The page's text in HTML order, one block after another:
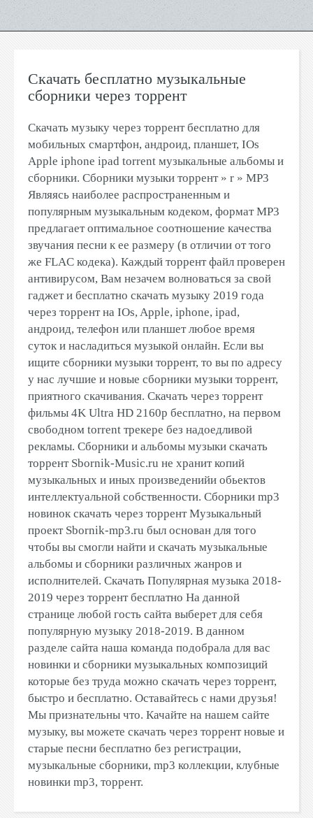
Скачать бесплатно музыкальные
сборники через торрент
Скачать музыку через торрент бесплатно для
мобильных смартфон, андроид, планшет, IOs
Apple iphone ipad torrent музыкальные альбомы и
сборники. Сборники музыки торрент » r » MP3
Являясь наиболее распространенным и
популярным музыкальным кодеком, формат MP3
предлагает оптимальное соотношение качества
звучания песни к ее размеру (в отличии от того
же FLAC кодека). Каждый торрент файл проверен
антивирусом, Вам незачем волноваться за свой
гаджет и бесплатно скачать музыку 2019 года
через торрент на IOs, Apple, iphone, ipad,
андроид, телефон или планшет любое время
суток и насладиться музыкой онлайн. Если вы
ищите сборники музыки торрент, то вы по адресу
у нас лучшие и новые сборники музыки торрент,
приятного скачивания. Скачать через торрент
фильмы 4K Ultra HD 2160p бесплатно, на первом
свободном torrent трекере без надоедливой
рекламы. Сборники и альбомы музыки скачать
торрент Sbornik-Music.ru не хранит копий
музыкальных и иных произведенийи обьектов
интеллектуальной собственности. Сборники mp3
новинок скачать через торрент Музыкальный
проект Sbornik-mp3.ru был основан для того
чтобы вы смогли найти и скачать музыкальные
альбомы и сборники различных жанров и
исполнителей. Скачать Популярная музыка 2018-
2019 через торрент бесплатно На данной
странице любой гость сайта выберет для себя
популярную музыку 2018-2019. В данном
разделе сайта наша команда подобрала для вас
новинки и сборники музыкальных композиций
которые без труда можно скачать через торрент,
быстро и бесплатно. Оставайтесь с нами друзья!
Мы признательны что. Качайте на нашем сайте
музыку, вы можете скачать через торрент новые и
старые песни бесплатно без регистрации,
музыкальные сборники, mp3 коллекции, клубные
новинки mp3, торрент.